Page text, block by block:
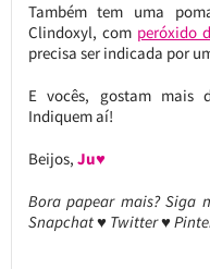
Também tem uma
Clindoxyl, com peróxido
precisa ser indicada por
E vocês, gostam mais
Indiquem aí!
Beijos, Ju♥
Bora papear mais? Siga
Snapchat ♥ Twitter ♥